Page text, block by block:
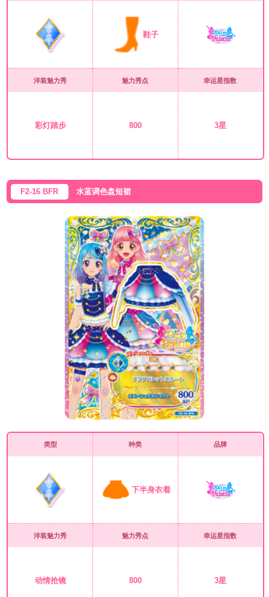
鞋子
洋装魅力秀
彩灯踏步
魅力秀点
800
幸运星指数
3星
F2-16 BFR 水蓝调色盘短裙
类型 种类
下半身衣着
品牌
洋装魅力秀
动情抢镜
魅力秀点
800
幸运星指数
3星